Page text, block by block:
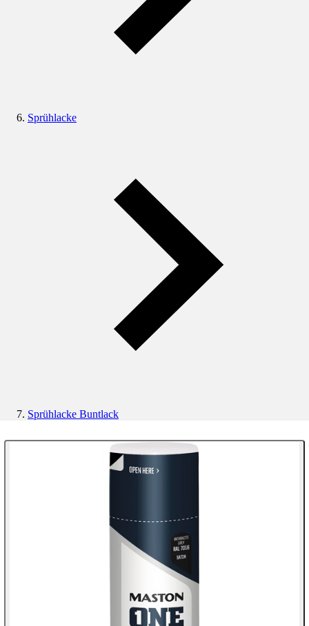
Sprühlacke
Sprühlacke Buntlack